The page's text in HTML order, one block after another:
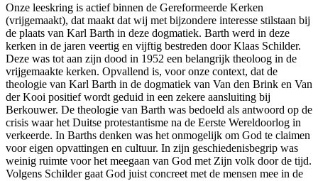
Onze leeskring is actief binnen de Gereformeerde Kerken
(vrijgemaakt), dat maakt dat wij met bijzondere interesse stilstaan bij
de plaats van Karl Barth in deze dogmatiek. Barth werd in deze
kerken in de jaren veertig en vijftig bestreden door Klaas Schilder.
Deze was tot aan zijn dood in 1952 een belangrijk theoloog in de
vrijgemaakte kerken. Opvallend is, voor onze context, dat de
theologie van Karl Barth in de dogmatiek van Van den Brink en Van
der Kooi positief wordt geduid in een zekere aansluiting bij
Berkouwer. De theologie van Barth was bedoeld als antwoord op de
crisis waar het Duitse protestantisme na de Eerste Wereldoorlog in
verkeerde. In Barths denken was het onmogelijk om God te claimen
voor eigen opvattingen en cultuur. In zijn geschiedenisbegrip was
weinig ruimte voor het meegaan van God met Zijn volk door de tijd.
Volgens Schilder gaat God juist concreet met de mensen mee in de